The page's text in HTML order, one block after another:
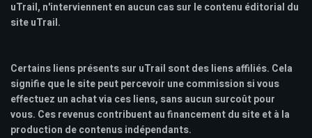
uTrail, n'interviennent en aucun cas sur le contenu éditorial du
site uTrail.
Certains liens présents sur uTrail sont des liens affiliés. Cela
signifie que le site peut percevoir une commission si vous
effectuez un achat via ces liens, sans aucun surcoût pour
vous. Ces revenus contribuent au financement du site et à la
production de contenus indépendants.